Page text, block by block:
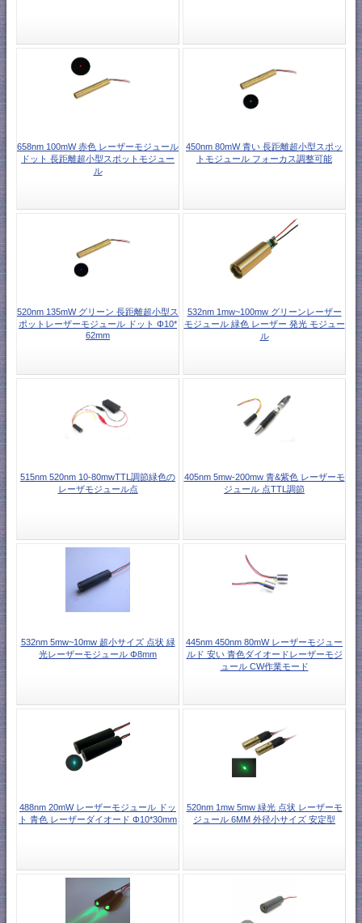
658nm 100mW 赤色 レーザーモジュール
ドット 長距離超小型スポットモジュー
ル
450nm 80mW 青い 長距離超小型スポッ
トモジュール フォーカス調整可能
520nm 135mW グリーン 長距離超小型ス
ポットレーザーモジュール ドット Φ10*
62mm
532nm 1mw~100mw グリーンレーザー
モジュール 緑色 レーザー 発光 モジュー
ル
515nm 520nm 10-80mwTTL調節緑色の
レーザモジュール点
405nm 5mw-200mw 青&紫色 レーザーモ
ジュール 点TTL調節
532nm 5mw~10mw 超小サイズ 点状 緑
光レーザーモジュール Φ8mm
445nm 450nm 80mW レーザーモジュー
ルド 安い 青色ダイオードレーザーモジ
ュール CW作業モード
488nm 20mW レーザーモジュール ドッ
ト 青色 レーザーダイオード Φ10*30mm
520nm 1mw 5mw 緑光 点状 レーザーモ
ジュール 6MM 外径小サイズ 安定型